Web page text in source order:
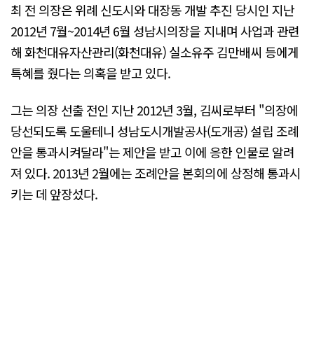
최 전 의장은 위례 신도시와 대장동 개발 추진 당시인 지난
2012년 7월~2014년 6월 성남시의장을 지내며 사업과 관련
해 화천대유자산관리(화천대유) 실소유주 김만배씨 등에게
특혜를 줬다는 의혹을 받고 있다.
그는 의장 선출 전인 지난 2012년 3월, 김씨로부터 "의장에
당선되도록 도울테니 성남도시개발공사(도개공) 설립 조례
안을 통과시켜달라"는 제안을 받고 이에 응한 인물로 알려
져 있다. 2013년 2월에는 조례안을 본회의에 상정해 통과시
키는 데 앞장섰다.